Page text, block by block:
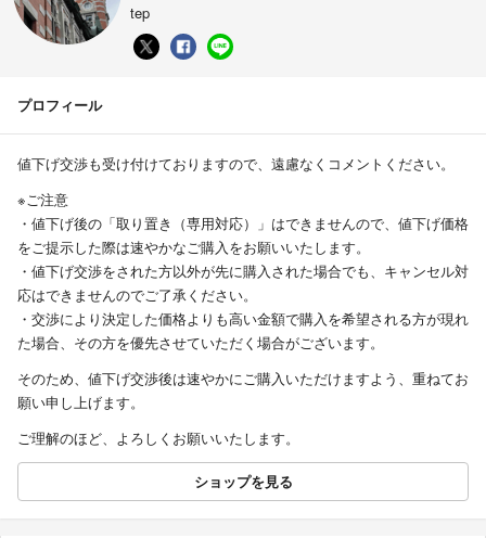
tep
プロフィール
値下げ交渉も受け付けておりますので、遠慮なくコメントください。
※ご注意
・値下げ後の「取り置き（専用対応）」はできませんので、値下げ価格
をご提示した際は速やかなご購入をお願いいたします。
・値下げ交渉をされた方以外が先に購入された場合でも、キャンセル対
応はできませんのでご了承ください。
・交渉により決定した価格よりも高い金額で購入を希望される方が現れ
た場合、その方を優先させていただく場合がございます。
そのため、値下げ交渉後は速やかにご購入いただけますよう、重ねてお
願い申し上げます。
ご理解のほど、よろしくお願いいたします。
ショップを見る